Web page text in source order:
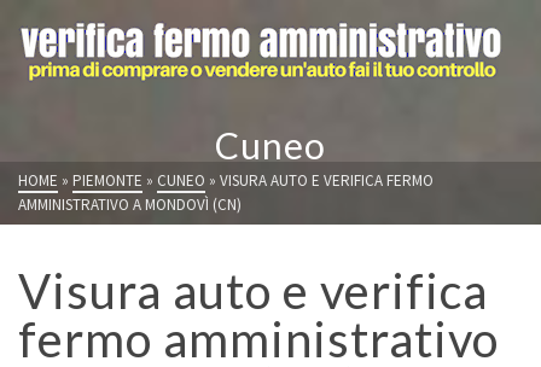
Cuneo
HOME » PIEMONTE » CUNEO » VISURA AUTO E VERIFICA FERMO
AMMINISTRATIVO A MONDOVÌ (CN)
Visura auto e verifica
fermo amministrativo